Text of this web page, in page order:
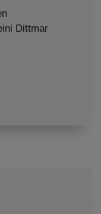
Dittmar